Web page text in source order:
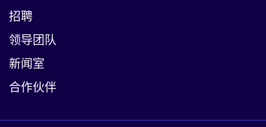
招聘
领导团队
新闻室
合作伙伴